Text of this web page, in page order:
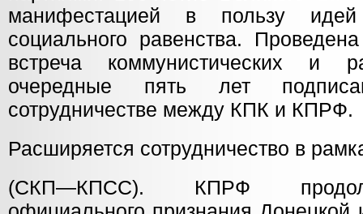
манифестацией в пользу
социального равенства.
встреча коммунистических и
очередные пять лет
сотрудничестве между КПК и КПРФ.
Расширяется сотрудничество в
(СКП—КПСС). КПРФ